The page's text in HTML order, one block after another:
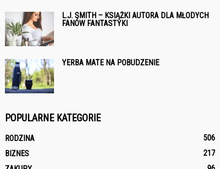
L.J. SMITH – KSIĄŻKI AUTORA DLA MŁODYCH
FANÓW FANTASTYKI
YERBA MATE NA POBUDZENIE
POPULARNE KATEGORIE
RODZINA
506
BIZNES
217